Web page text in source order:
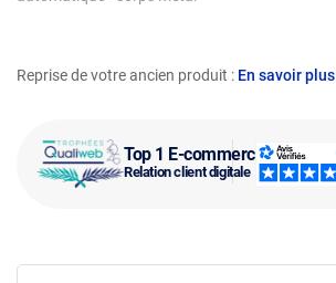
Top 1 E-commerce
Relation client digitale
Reprise de votre ancien produit : En savoir plus